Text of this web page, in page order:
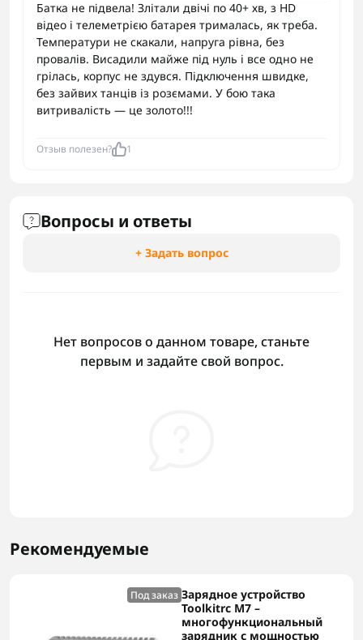
Батка не підвела! Злітали двічі по 40+ хв, з HD
відео і телеметрією батарея трималась, як треба.
Температури не скакали, напруга рівна, без
провалів. Висадили майже під нуль і все одно не
грілась, корпус не здувся. Підключення швидке,
без зайвих танців із розємами. У бою така
витривалість — це золото!!!
Отзыв полезен? 1
Вопросы и ответы
+ Задать вопрос
Нет вопросов о данном товаре, станьте
первым и задайте свой вопрос.
Рекомендуемые
Под заказ Зарядное устройство
Toolkitrc M7 –
многофункциональный
зарядник с мощностью